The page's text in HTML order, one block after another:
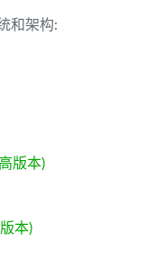
和架构:
版本)
本)